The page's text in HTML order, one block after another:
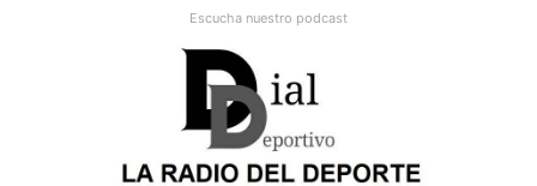
Escucha nuestro podcast